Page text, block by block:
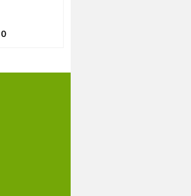
0